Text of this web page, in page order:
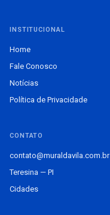
INSTITUCIONAL
Home
Fale Conosco
Notícias
Política de Privacidade
CONTATO
contato@muraldavila.com.br
Teresina — PI
Cidades